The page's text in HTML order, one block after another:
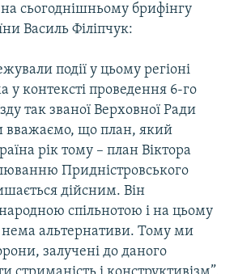
сьогоднішньому брифінгу
Василь Філіпчук:
події у цьому регіоні
у контексті проведення 6-го
так званої Верховної Ради
вважаємо, що план, який
рік тому – план Віктора
Придністровського
дійсним. Він
спільнотою і на цьому
нема альтернативи. Тому ми
залучені до даного